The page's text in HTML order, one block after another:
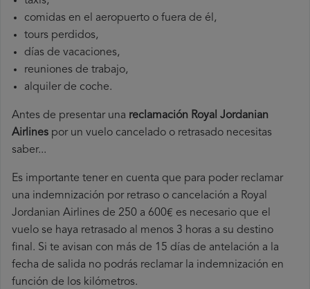
comidas en el aeropuerto o fuera de él,
tours perdidos,
días de vacaciones,
reuniones de trabajo,
alquiler de coche.
Antes de presentar una reclamación Royal Jordanian
Airlines por un vuelo cancelado o retrasado necesitas
saber...
Es importante tener en cuenta que para poder reclamar
una indemnización por retraso o cancelación a Royal
Jordanian Airlines de 250 a 600€ es necesario que el
vuelo se haya retrasado al menos 3 horas a su destino
final. Si te avisan con más de 15 días de antelación a la
fecha de salida no podrás reclamar la indemnización en
función de los kilómetros.